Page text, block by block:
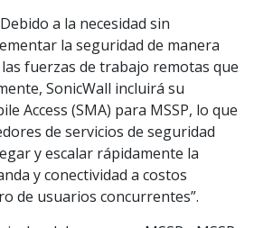
a la necesidad sin
la seguridad de manera
fuerzas de trabajo remotas que
SonicWall incluirá su
Access (SMA) para MSSP, lo que
de servicios de seguridad
y escalar rápidamente la
y conectividad a costos
de usuarios concurrentes”.